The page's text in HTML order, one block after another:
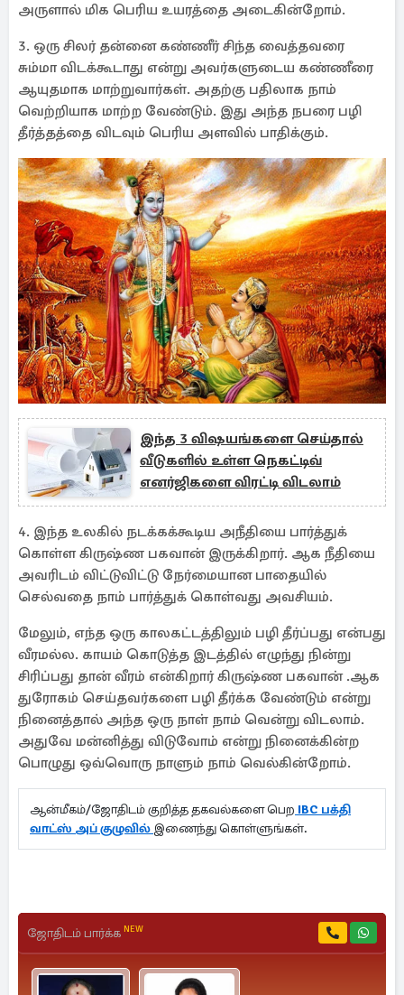
அருளால் மிக பெரிய உயரத்தை அடைகின்றோம்.
3. ஒரு சிலர் தன்னை கண்ணீர் சிந்த வைத்தவரை
சும்மா விடக்கூடாது என்று அவர்களுடைய கண்ணீரை
ஆயுதமாக மாற்றுவார்கள். அதற்கு பதிலாக நாம்
வெற்றியாக மாற்ற வேண்டும். இது அந்த நபரை பழி
தீர்த்தத்தை விடவும் பெரிய அளவில் பாதிக்கும்.
இந்த 3 விஷயங்களை செய்தால்
வீடுகளில் உள்ள நெகட்டிவ்
எனர்ஜிகளை விரட்டி விடலாம்
4. இந்த உலகில் நடக்கக்கூடிய அநீதியை பார்த்துக்
கொள்ள கிருஷ்ண பகவான் இருக்கிறார். ஆக நீதியை
அவரிடம் விட்டுவிட்டு நேர்மையான பாதையில்
செல்வதை நாம் பார்த்துக் கொள்வது அவசியம்.
மேலும், எந்த ஒரு காலகட்டத்திலும் பழி தீர்ப்பது என்பது
வீரமல்ல. காயம் கொடுத்த இடத்தில் எழுந்து நின்று
சிரிப்பது தான் வீரம் என்கிறார் கிருஷ்ண பகவான் .ஆக
துரோகம் செய்தவர்களை பழி தீர்க்க வேண்டும் என்று
நினைத்தால் அந்த ஒரு நாள் நாம் வென்று விடலாம்.
அதுவே மன்னித்து விடுவோம் என்று நினைக்கின்ற
பொழுது ஒவ்வொரு நாளும் நாம் வெல்கின்றோம்.
ஆன்மீகம்/ஜோதிடம் குறித்த தகவல்களை பெற IBC பக்தி
வாட்ஸ் அப் குழுவில் இணைந்து கொள்ளுங்கள்.
ஜோதிடம் பார்க்க NEW